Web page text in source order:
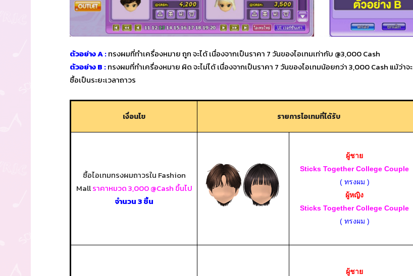
ตัวอย่าง A :ทรงผมที่ทำเครื่องหมาย ถูก จะได้ เนื่องจากเป็นราคา 7 วันของไอเทมเท่ากับ @3,000 Cash
ตัวอย่าง B :ทรงผมที่ทำเครื่องหมาย ผิด จะไม่ได้ เนื่องจากเป็นราคา 7 วันของไอเทมน้อยกว่า 3,000 Cash แม้ว่าจะ
ซื้อเป็นระยะเวลาถาวร
เงื่อนไข รายการไอเทมที่ได้รับ
ซื้อไอเทมทรงผมถาวรใน Fashion
Mallราคาหมวด 3,000 @Cash ขึ้นไป
จำนวน 3 ชิ้น
ผู้ชาย
Sticks Together College Couple
( ทรงผม )
ผู้หญิง
Sticks Together College Couple
( ทรงผม )
ผู้ชาย